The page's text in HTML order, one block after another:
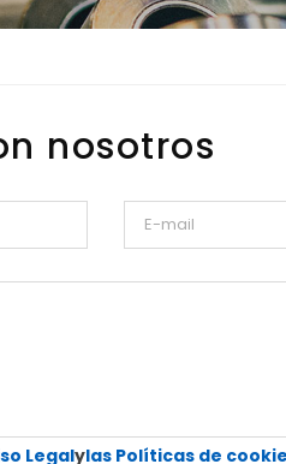
nosotros
Legalylas Políticas de